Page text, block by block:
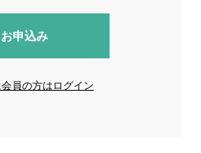
お申込み
員の方はログイン